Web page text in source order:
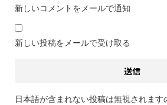
新しいコメントをメールで通知
新しい投稿をメールで受け取る
日本語が含まれない投稿は無視されます